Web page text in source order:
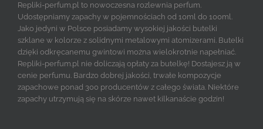
Repliki-perfum.pl to nowoczesna rozlewnia perfum.
Udostępniamy zapachy w pojemnościach od 10ml do 100ml.
Jako jedyni w Polsce posiadamy wysokiej jakości butelki
szklane w kolorze z solidnymi metalowymi atomizerami. Butelki
dzięki odkręcanemu gwintowi można wielokrotnie napełniać.
Repliki-perfum.pl nie doliczają opłaty za butelkę! Dostajesz ją w
cenie perfumu. Bardzo dobrej jakości, trwałe kompozycje
zapachowe ponad 300 producentów z całego świata. Niektóre
zapachy utrzymują się na skórze nawet kilkanaście godzin!